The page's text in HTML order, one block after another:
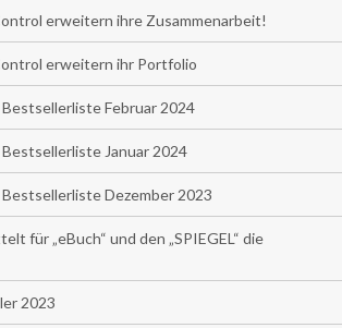
erweitern ihre Zusammenarbeit!
erweitern ihr Portfolio
Februar 2024
Januar 2024
Dezember 2023
für „eBuch“ und den „SPIEGEL“ die
2023